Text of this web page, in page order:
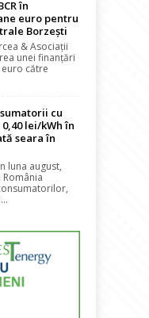
în
euro pentru
Borzești
& Asociații
unei finanțări
către
cu
lei/kWh în
seara în
luna august,